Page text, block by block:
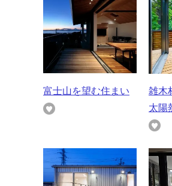
富士山を望む住まい
雑木
太陽